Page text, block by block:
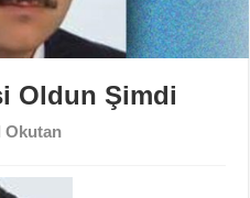
Oldun Şimdi
Okutan